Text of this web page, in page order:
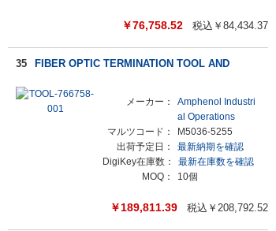
￥76,758.52 税込￥ 84,434.37
35 FIBER OPTIC TERMINATION TOOL AND
メーカー：
Amphenol Industri
al Operations
マルツコード：
M5036-5255
出荷予定日：
最新納期を確認
DigiKey在庫数：
最新在庫数を確認
MOQ：
10個
￥189,811.39 税込￥ 208,792.52